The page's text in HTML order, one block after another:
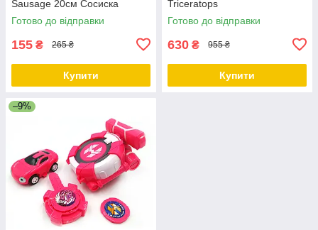
Sausage 20см Сосиска
Готово до відправки
155 ₴ 265 ₴
Купити
Triceratops
Готово до відправки
630 ₴ 955 ₴
Купити
–9%